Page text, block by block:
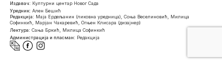
Издавач: Културни центар Новог Сада
Уредник: Ален Бешић
Редакција: Маја Ердељанин (ликовна уредница), Соња Веселиновић, Милица
Софинкић, Марјан Чакаревић, Огњен Клисара (дизајнер)
Лектура: Сања Бркић, Милица Софинкић
Администрација и пласман: Редакција